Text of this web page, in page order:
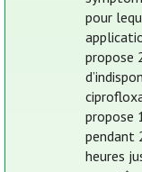
pour
propose
propose
pendant
heures